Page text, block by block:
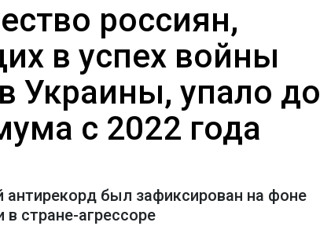
россиян,
в успех войны
Украины, упало до
с 2022 года
был зафиксирован на фоне
в стране-агрессоре